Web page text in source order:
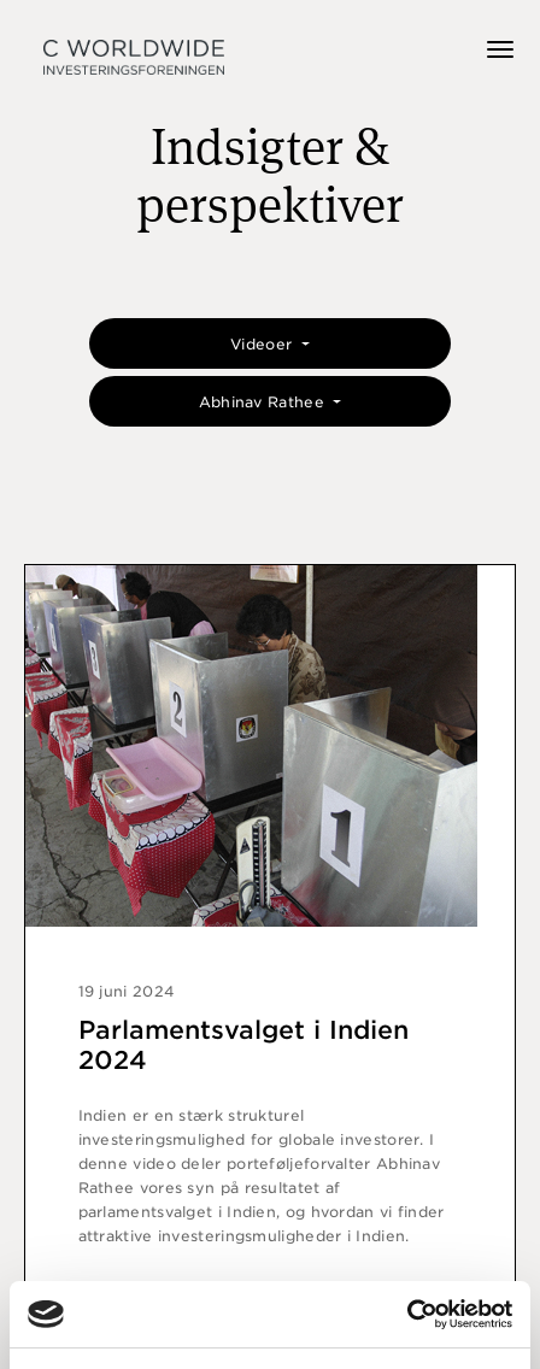
Indsigter &
perspektiver
Videoer
Abhinav Rathee
19 juni 2024
Parlamentsvalget i Indien
2024
Indien er en stærk strukturel
investeringsmulighed for globale investorer. I
denne video deler porteføljeforvalter Abhinav
Rathee vores syn på resultatet af
parlamentsvalget i Indien, og hvordan vi finder
attraktive investeringsmuligheder i Indien.